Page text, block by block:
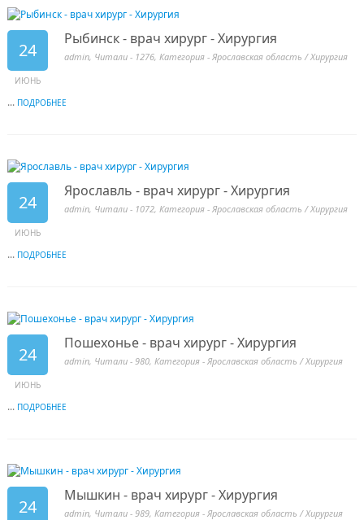
24
ИЮНЬ
Рыбинск - врач хирург - Хирургия
admin, Читали - 1276, Категория - Ярославская область /Хирургия
... ПОДРОБНЕЕ
24
ИЮНЬ
Ярославль - врач хирург - Хирургия
admin, Читали - 1072, Категория - Ярославская область /Хирургия
... ПОДРОБНЕЕ
24
ИЮНЬ
Пошехонье - врач хирург - Хирургия
admin, Читали - 980, Категория - Ярославская область /Хирургия
... ПОДРОБНЕЕ
24
Мышкин - врач хирург - Хирургия
admin, Читали - 989, Категория - Ярославская область /Хирургия